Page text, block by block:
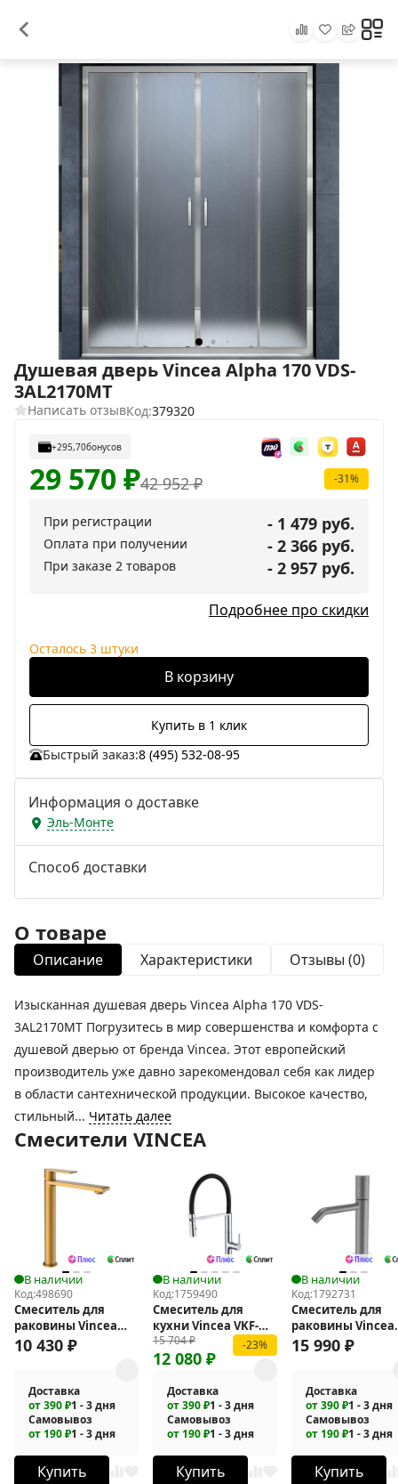
Душевая дверь Vincea Alpha 170 VDS-
3AL2170MT
Написать отзывКод:379320
+295,70бонусов
42 952₽
29 570₽ -31%
При регистрации - 1 479 руб.
Оплата при получении - 2 366 руб.
При заказе 2 товаров - 2 957 руб.
Подробнее про скидки
Осталось 3 штуки
В корзину
Купить в 1 клик
Быстрый заказ:8 (495) 532-08-95
Информация о доставке
Эль-Монте
Способ доставки
О товаре
Описание Характеристики Отзывы (0)
Изысканная душевая дверь Vincea Alpha 170 VDS-
3AL2170MT Погрузитесь в мир совершенства и комфорта с
душевой дверью от бренда Vincea. Этот европейский
производитель уже давно зарекомендовал себя как лидер
в области сантехнической продукции. Высокое качество,
стильный... Читать далее
Смесители VINCEA
В наличии
Код:498690
Смеситель для
раковины Vincea
Vogue VBF-1V2BG
10 430 ₽
Доставка
от 390 ₽1 - 3 дня
Самовывоз
от 190 ₽1 - 3 дня
Купить
В наличии
Код:1759490
Смеситель для
кухни Vincea VKF-
114CH
15 704₽
12 080 ₽
-23%
Доставка
от 390 ₽1 - 3 дня
Самовывоз
от 190 ₽1 - 3 дня
Купить
В наличии
Код:1792731
Смеситель для
раковины Vincea
Аура (Aura) VBF-
15 990 ₽
Доставка
от 390 ₽1 - 3 дня
Самовывоз
от 190 ₽1 - 3 дня
Купить